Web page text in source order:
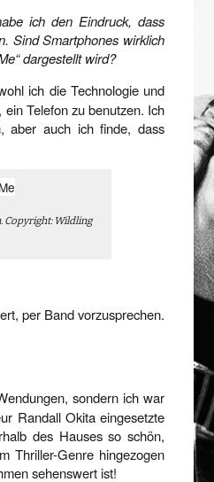
ich den Eindruck, dass
Sind Smartphones wirklich
dargestellt wird?
ich die Technologie und
Telefon zu benutzen. Ich
aber auch ich finde, dass
Copyright: Wildling
per Band vorzusprechen.
sondern ich war
Randall Okita eingesetzte
des Hauses so schön,
Thriller-Genre hingezogen
sehenswert ist!